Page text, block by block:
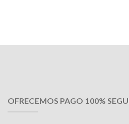
OFRECEMOS PAGO 100%